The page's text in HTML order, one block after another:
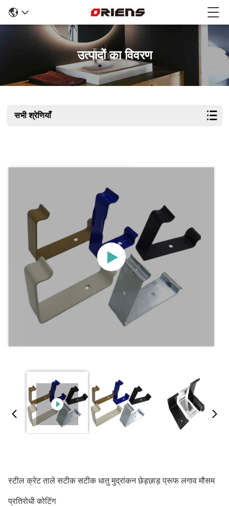
उत्पादों का विवरण
सभी श्रेणियाँ
स्टील क्रेट ताले सटीक सटीक धातु मुद्रांकन छेड़छाड़ प्रूफ लगाव मौसम
प्रतिरोधी कोटिंग